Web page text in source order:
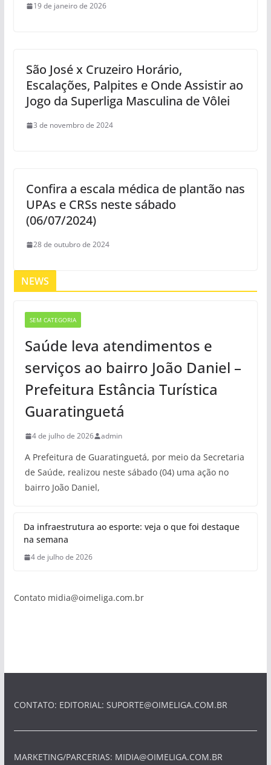
19 de janeiro de 2026
São José x Cruzeiro Horário,
Escalações, Palpites e Onde Assistir ao
Jogo da Superliga Masculina de Vôlei
3 de novembro de 2024
Confira a escala médica de plantão nas
UPAs e CRSs neste sábado
(06/07/2024)
28 de outubro de 2024
NEWS
SEM CATEGORIA
Saúde leva atendimentos e
serviços ao bairro João Daniel –
Prefeitura Estância Turística
Guaratinguetá
4 de julho de 2026 admin
A Prefeitura de Guaratinguetá, por meio da Secretaria
de Saúde, realizou neste sábado (04) uma ação no
bairro João Daniel,
Da infraestrutura ao esporte: veja o que foi destaque
na semana
4 de julho de 2026
Contato midia@oimeliga.com.br
CONTATO: EDITORIAL: SUPORTE@OIMELIGA.COM.BR
MARKETING/PARCERIAS: MIDIA@OIMELIGA.COM.BR